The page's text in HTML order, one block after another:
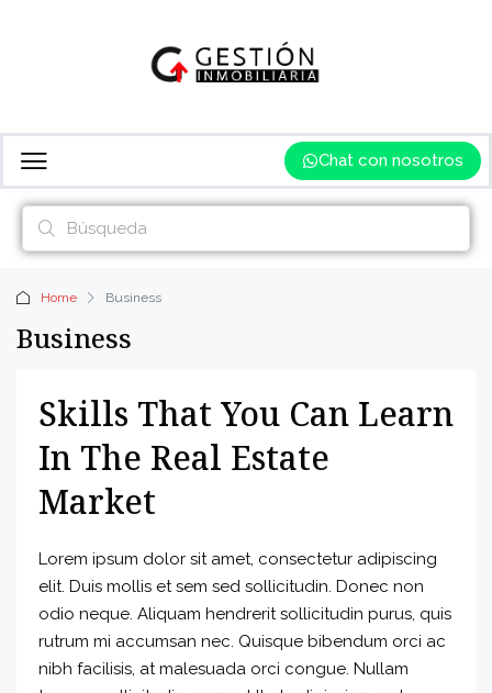
Chat con nosotros
Home Business
Business
Skills That You Can Learn
In The Real Estate
Market
Lorem ipsum dolor sit amet, consectetur adipiscing
elit. Duis mollis et sem sed sollicitudin. Donec non
odio neque. Aliquam hendrerit sollicitudin purus, quis
rutrum mi accumsan nec. Quisque bibendum orci ac
nibh facilisis, at malesuada orci congue. Nullam